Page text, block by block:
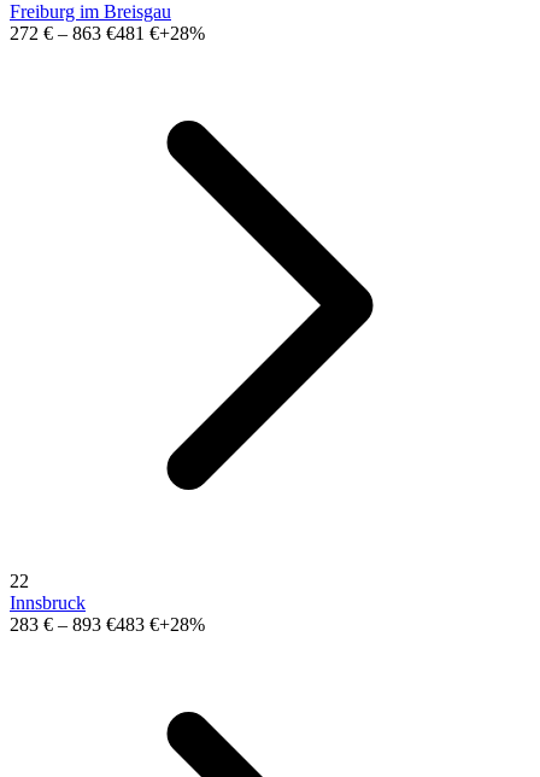
Freiburg im Breisgau
272 € – 863 €481 €+28%
22
Innsbruck
283 € – 893 €483 €+28%